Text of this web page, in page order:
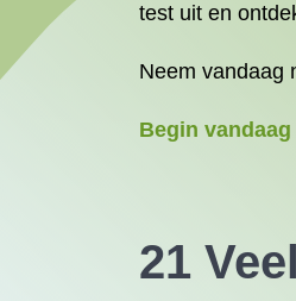
test uit en
Neem vandaag
Begin
21